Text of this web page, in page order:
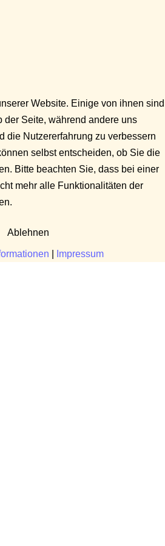
Website. Einige von ihnen sind
der Seite, während andere uns
die Nutzererfahrung zu verbessern
selbst entscheiden, ob Sie die
Bitte beachten Sie, dass bei einer
mehr alle Funktionalitäten der
Ablehnen
Impressum